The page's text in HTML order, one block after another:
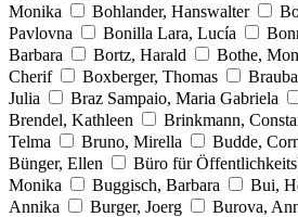
Monika
Bohlander, Hanswalter
Pavlovna
Bonilla Lara, Lucía
Barbara
Bortz, Harald Bothe,
Cherif
Boxberger, Thomas
Julia
Braz Sampaio, Maria Gabriela
Brendel, Kathleen
Brinkmann,
Telma
Bruno, Mirella Budde,
Bünger, Ellen
Büro für
Monika
Buggisch, Barbara Bui,
Annika
Burger, Joerg Burova,